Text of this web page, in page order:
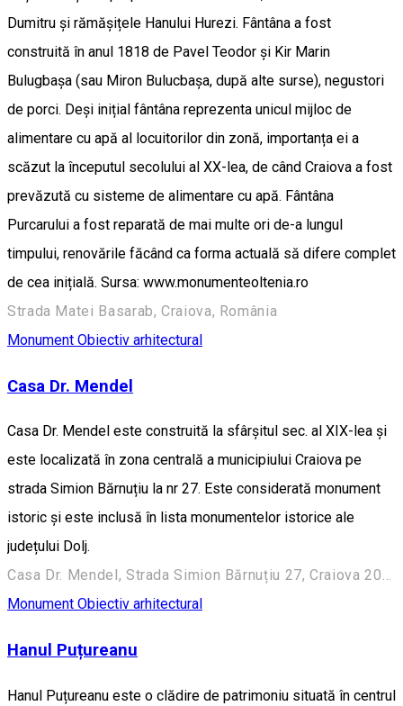
Dumitru și rămășițele Hanului Hurezi. Fântâna a fost
construită în anul 1818 de Pavel Teodor și Kir Marin
Bulugbașa (sau Miron Bulucbașa, după alte surse), negustori
de porci. Deși inițial fântâna reprezenta unicul mijloc de
alimentare cu apă al locuitorilor din zonă, importanța ei a
scăzut la începutul secolului al XX-lea, de când Craiova a fost
prevăzută cu sisteme de alimentare cu apă. Fântâna
Purcarului a fost reparată de mai multe ori de-a lungul
timpului, renovările făcând ca forma actuală să difere complet
de cea inițială. Sursa: www.monumenteoltenia.ro
Strada Matei Basarab, Craiova, România
Monument Obiectiv arhitectural
Casa Dr. Mendel
Casa Dr. Mendel este construită la sfârșitul sec. al XIX-lea și
este localizată în zona centrală a municipiului Craiova pe
strada Simion Bărnuțiu la nr 27. Este considerată monument
istoric și este inclusă în lista monumentelor istorice ale
județului Dolj.
Casa Dr. Mendel, Strada Simion Bărnuțiu 27, Craiova 200382, România
Monument Obiectiv arhitectural
Hanul Puțureanu
Hanul Puțureanu este o clădire de patrimoniu situată în centrul